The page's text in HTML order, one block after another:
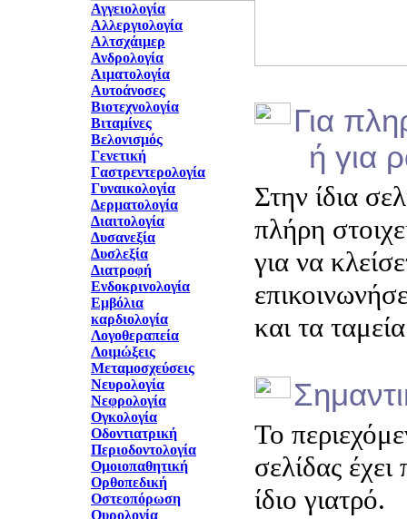
Αγγειολογία
Αλλεργιολογία
Αλτσχάιμερ
Ανδρολογία
Αιματολογία
Αυτοάνοσες
Βιοτεχνολογία
Βιταμίνες
Βελονισμός
Γενετική
Γαστρεντερολογία
Γυναικολογία
Δερματολογία
Διαιτολογία
Δυσανεξία
Δυσλεξία
Διατροφή
Ενδοκρινολογία
Εμβόλια
καρδιολογία
Λογοθεραπεία
Λοιμώξεις
Μεταμοσχεύσεις
Νευρολογία
Νεφρολογία
Ογκολογία
Οδοντιατρική
Περιοδοντολογία
Ομοιοπαθητική
Ορθοπεδική
Οστεοπόρωση
Ουρολογία
Για
ή για
Στην ίδια
πλήρη
για να
και τα
Το
σελίδας
ίδιο γιατρό.